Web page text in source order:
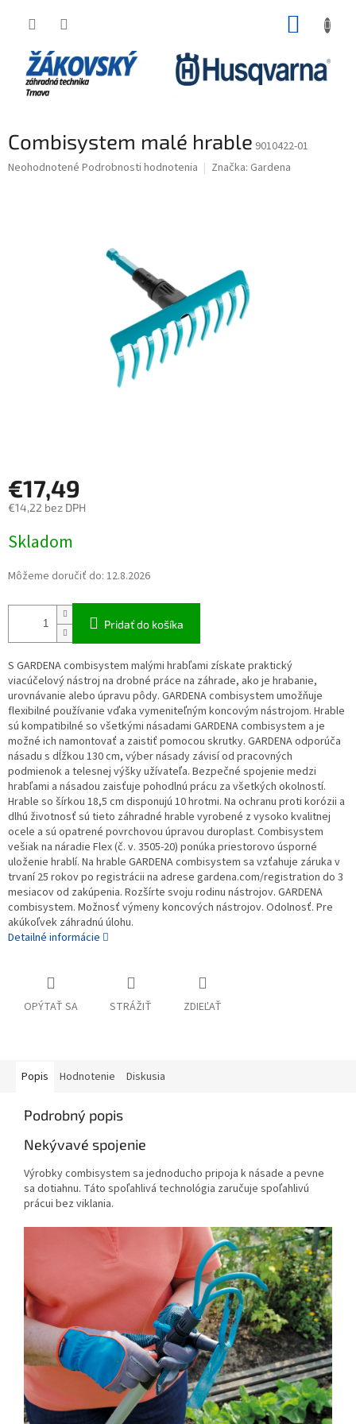
Combisystem malé hrable 9010422-01
Priemerné hodnotenie produktu je 0,0 z 5 hviezdičiek.
Neohodnotené Podrobnosti hodnotenia Značka: Gardena
€17,49
€14,22 bez DPH
Skladom
Môžeme doručiť do: 12.8.2026
Pridať do košíka
S GARDENA combisystem malými hrabľami získate praktický
viacúčelový nástroj na drobné práce na záhrade, ako je hrabanie,
urovnávanie alebo úpravu pôdy. GARDENA combisystem umožňuje
flexibilné používanie vďaka vymeniteľným koncovým nástrojom. Hrable
sú kompatibilné so všetkými násadami GARDENA combisystem a je
možné ich namontovať a zaistiť pomocou skrutky. GARDENA odporúča
násadu s dĺžkou 130 cm, výber násady závisí od pracovných
podmienok a telesnej výšky užívateľa. Bezpečné spojenie medzi
hrabľami a násadou zaisťuje pohodlnú prácu za všetkých okolností.
Hrable so šírkou 18,5 cm disponujú 10 hrotmi. Na ochranu proti korózii a
dlhú životnosť sú tieto záhradné hrable vyrobené z vysoko kvalitnej
ocele a sú opatrené povrchovou úpravou duroplast. Combisystem
vešiak na náradie Flex (č. v. 3505-20) ponúka priestorovo úsporné
uloženie hrablí. Na hrable GARDENA combisystem sa vzťahuje záruka v
trvaní 25 rokov po registrácii na adrese gardena.com/registration do 3
mesiacov od zakúpenia. Rozšírte svoju rodinu nástrojov. GARDENA
combisystem. Možnosť výmeny koncových nástrojov. Odolnosť. Pre
akúkoľvek záhradnú úlohu.
Detailné informácie
OPÝTAŤ SA STRÁŽIŤ ZDIEĽAŤ
Popis Hodnotenie Diskusia
Podrobný popis
Nekývavé spojenie
Výrobky combisystem sa jednoducho pripoja k násade a pevne
sa dotiahnu. Táto spoľahlivá technológia zaručuje spoľahlivú
prácui bez viklania.